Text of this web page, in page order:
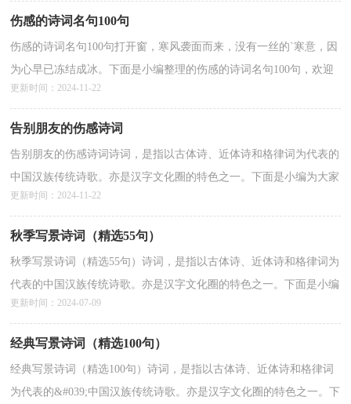
伤感的诗词名句100句
伤感的诗词名句100句打开窗，寒风袭面而来，没有一丝的`寒意，因
为心早已冻结成冰。下面是小编整理的伤感的诗词名句100句，欢迎
来参考！1 柳永 凤栖梧衣带渐宽终不悔，为伊消得人憔悴。...
更新时间：2024-11-22
告别朋友的伤感诗词
告别朋友的伤感诗词诗词，是指以古体诗、近体诗和格律词为代表的
中国汉族传统诗歌。亦是汉字文化圈的特色之一。下面是小编为大家
整理的“告别朋友的伤感诗词”，仅供参考，欢迎大...
更新时间：2024-11-22
秋季写景诗词（精选55句）
秋季写景诗词（精选55句）诗词，是指以古体诗、近体诗和格律词为
代表的中国汉族传统诗歌。亦是汉字文化圈的特色之一。下面是小编
为大家整理的“秋季写景诗词（精选55句）”，仅供参考，欢...
更新时间：2024-07-09
经典写景诗词（精选100句）
经典写景诗词（精选100句）诗词，是指以古体诗、近体诗和格律词
为代表的&#039;中国汉族传统诗歌。亦是汉字文化圈的特色之一。下